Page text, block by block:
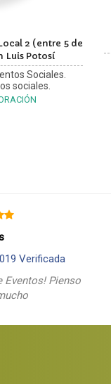
2 (entre 5 de
Luis Potosí
Sociales.
sociales.
Verificada
Eventos! Pienso